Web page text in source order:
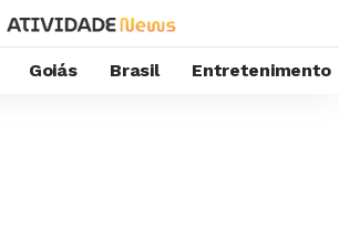
Goiás Brasil Entretenimento